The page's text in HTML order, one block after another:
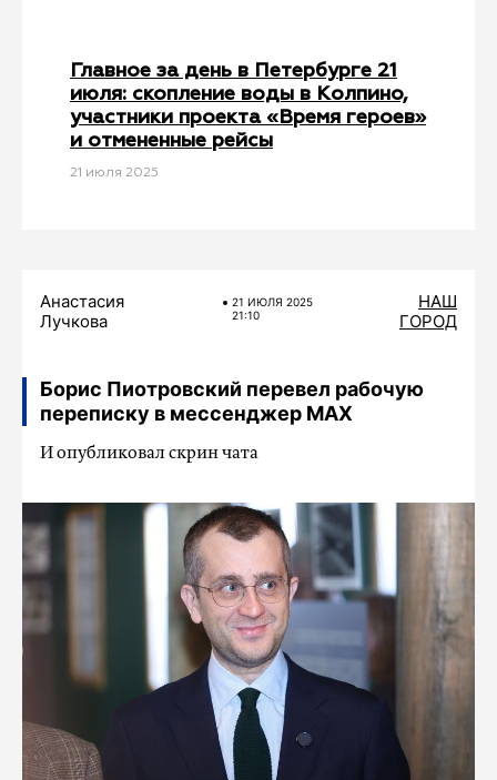
Главное за день в Петербурге 21
июля: скопление воды в Колпино,
участники проекта «Время героев»
и отмененные рейсы
21 июля 2025
Анастасия
Лучкова
21 ИЮЛЯ 2025
21:10
НАШ
ГОРОД
Борис Пиотровский перевел рабочую
переписку в мессенджер MAX
И опубликовал скрин чата